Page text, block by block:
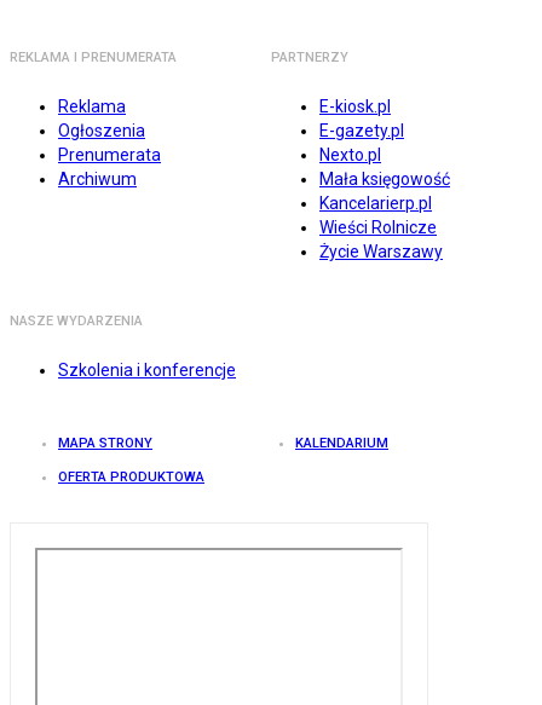
REKLAMA I PRENUMERATA
Reklama
Ogłoszenia
Prenumerata
Archiwum
PARTNERZY
E-kiosk.pl
E-gazety.pl
Nexto.pl
Mała księgowość
Kancelarierp.pl
Wieści Rolnicze
Życie Warszawy
NASZE WYDARZENIA
Szkolenia i konferencje
MAPA STRONY KALENDARIUM
OFERTA PRODUKTOWA